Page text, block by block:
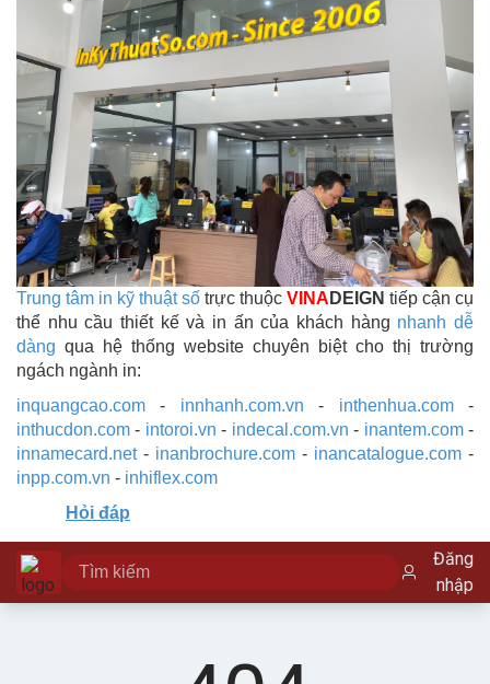
Trung tâm in kỹ thuật số trực thuộc VINA DEIGN tiếp cận cụ
thể nhu cầu thiết kế và in ấn của khách hàng nhanh dễ
dàng qua hệ thống website chuyên biệt cho thị trường
ngách ngành in:
inquangcao.com - innhanh.com.vn - inthenhua.com-
inthucdon.com - intoroi.vn - indecal.com.vn - inantem.com-
innamecard.net- inanbrochure.com - inancatalogue.com -
inpp.com.vn - inhiflex.com
Hỏi đáp